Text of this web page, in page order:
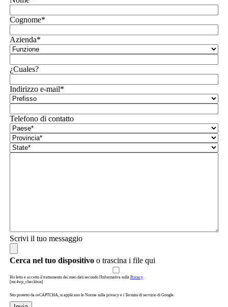
Cognome*
Azienda*
¿Cuales?
Indirizzo e-mail*
Telefono di contatto
Scrivi il tuo messaggio
Cerca nel tuo dispositivoo trascina i file qui
Ho letto e accetto il trattamento dei miei dati secondo l'Informativa sulla Privacy
[mc4wp_checkbox]
Sito protetto da reCAPTCHA, si applicano le Norme sulla privacy e i Termini di servizio di Google.